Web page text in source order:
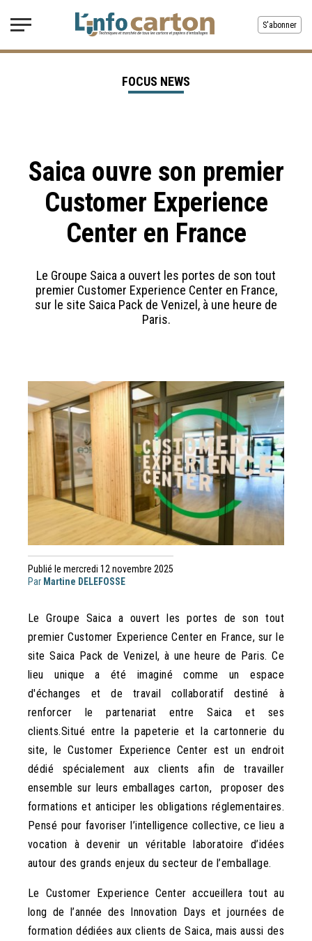
S'abonner
Saica ouvre son premier
Customer Experience
Center en France
Le Groupe Saica a ouvert les portes de son tout
premier Customer Experience Center en France,
sur le site Saica Pack de Venizel, à une heure de
Paris.
FOCUS NEWS
Publié le mercredi 12 novembre 2025
Par Martine DELEFOSSE
Le Groupe Saica a ouvert les portes de son tout
premier Customer Experience Center en France, sur le
site Saica Pack de Venizel, à une heure de Paris. Ce
lieu unique a été imaginé comme un espace
d'échanges et de travail collaboratif destiné à
renforcer le partenariat entre Saica et ses
clients.Situé entre la papeterie et la cartonnerie du
site, le Customer Experience Center est un endroit
dédié spécialement aux clients afin de travailler
ensemble sur leurs emballages carton, proposer des
formations et anticiper les obligations réglementaires.
Pensé pour favoriser l’intelligence collective, ce lieu a
vocation à devenir un véritable laboratoire d’idées
autour des grands enjeux du secteur de l’emballage.
Le Customer Experience Center accueillera tout au
long de l’année des Innovation Days et journées de
formation dédiées aux clients de Saica, mais aussi des